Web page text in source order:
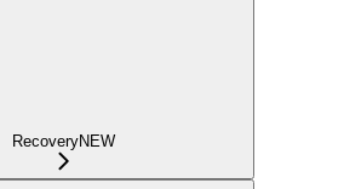
RecoveryNEW